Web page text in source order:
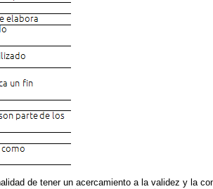
de tener un acercamiento a la validez y la